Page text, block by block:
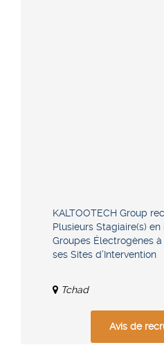
KALTOOTECH Group
Plusieurs Stagiaire(s)
Groupes Électrogènes à
ses Sites d’Intervention
Tchad
Avis de